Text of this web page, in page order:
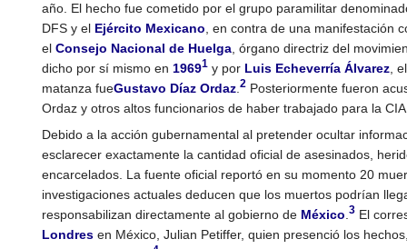
año. El hecho fue cometido por el grupo paramilitar
DFS y el Ejército Mexicano, en contra de una manifestación
el Consejo Nacional de Huelga, órgano directriz del
dicho por sí mismo en 19691 y por Luis Echeverría Álvarez,
matanza fueGustavo Díaz Ordaz.2 Posteriormente fueron
Ordaz y otros altos funcionarios de haber trabajado para la
Debido a la acción gubernamental al pretender ocultar
esclarecer exactamente la cantidad oficial de asesinados,
encarcelados. La fuente oficial reportó en su momento 20
investigaciones actuales deducen que los muertos podrían
responsabilizan directamente al gobierno de México.3 El
Londres en México, Julian Petiffer, quien presenció los